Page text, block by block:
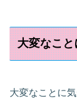
大変なこ
大変なことに